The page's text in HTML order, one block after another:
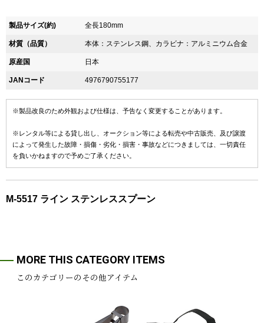
製品サイズ(約) 全長180mm
材質（品質） 本体：ステンレス鋼、カラビナ：アルミニウム合金
原産国 日本
JANコード 4976790755177
※製品改良のため外観および仕様は、予告なく変更することがあります。
※レンタル等による貸し出し、オークション等による転売や中古販売、及び譲渡
によって発生した故障・損傷・劣化・損害・事故などにつきましては、一切責任
を負いかねますので予めご了承ください。
M-5517 ライン ステンレススプーン
MORE THIS CATEGORY ITEMS
このカテゴリーのその他アイテム